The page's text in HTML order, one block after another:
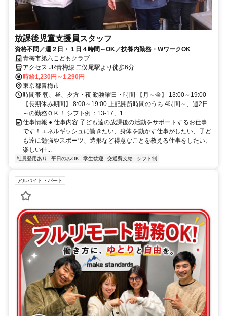
放課後児童支援員スタッフ
資格不問／週２日・１日４時間～OK／扶養内勤務・WワークOK
青梅市第六こどもクラブ
アクセス JR青梅線 二俣尾駅より徒歩6分
時給1,230円～1,290円
東京都青梅市
時間帯 朝、昼、夕方・夜 勤務曜日・時間 【月～金】 13:00～19:00
【長期休み期間】 8:00～19:00 上記開所時間のうち 4時間～、週2日
～の勤務ＯＫ！ シフト例：13-17、1...
仕事情報 ● 仕事内容 子ども達の放課後の活動をサポートするお仕事
です！エネルギッシュに働きたい、身体を動かす仕事がしたい、子ど
も達に勉強やスポーツ、造形など得意なことを教える仕事をしたい、
楽しい仕...
社員登用あり 平日のみOK 学生歓迎 交通費支給 シフト制
アルバイト・パート